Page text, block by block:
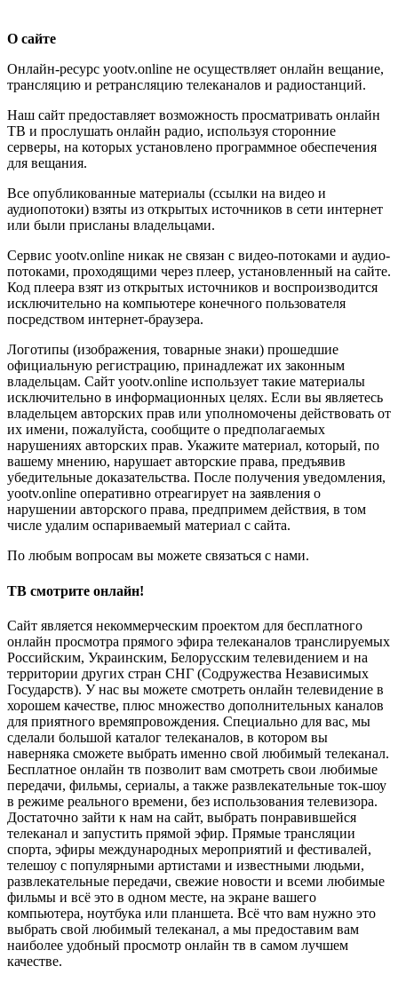
О сайте
Онлайн-ресурс yootv.online не осуществляет онлайн вещание,
трансляцию и ретрансляцию телеканалов и радиостанций.
Наш сайт предоставляет возможность просматривать онлайн
ТВ и прослушать онлайн радио, используя сторонние
серверы, на которых установлено программное обеспечения
для вещания.
Все опубликованные материалы (ссылки на видео и
аудиопотоки) взяты из открытых источников в сети интернет
или были присланы владельцами.
Сервис yootv.online никак не связан с видео-потоками и аудио-
потоками, проходящими через плеер, установленный на сайте.
Код плеера взят из открытых источников и воспроизводится
исключительно на компьютере конечного пользователя
посредством интернет-браузера.
Логотипы (изображения, товарные знаки) прошедшие
официальную регистрацию, принадлежат их законным
владельцам. Сайт yootv.online использует такие материалы
исключительно в информационных целях. Если вы являетесь
владельцем авторских прав или уполномочены действовать от
их имени, пожалуйста, сообщите о предполагаемых
нарушениях авторских прав. Укажите материал, который, по
вашему мнению, нарушает авторские права, предъявив
убедительные доказательства. После получения уведомления,
yootv.online оперативно отреагирует на заявления о
нарушении авторского права, предпримем действия, в том
числе удалим оспариваемый материал с сайта.
По любым вопросам вы можете связаться с нами.
ТВ смотрите онлайн!
Сайт является некоммерческим проектом для бесплатного
онлайн просмотра прямого эфира телеканалов транслируемых
Российским, Украинским, Белорусским телевидением и на
территории других стран СНГ (Содружества Независимых
Государств). У нас вы можете смотреть онлайн телевидение в
хорошем качестве, плюс множество дополнительных каналов
для приятного времяпровождения. Специально для вас, мы
сделали большой каталог телеканалов, в котором вы
наверняка сможете выбрать именно свой любимый телеканал.
Бесплатное онлайн тв позволит вам смотреть свои любимые
передачи, фильмы, сериалы, а также развлекательные ток-шоу
в режиме реального времени, без использования телевизора.
Достаточно зайти к нам на сайт, выбрать понравившейся
телеканал и запустить прямой эфир. Прямые трансляции
спорта, эфиры международных мероприятий и фестивалей,
телешоу с популярными артистами и известными людьми,
развлекательные передачи, свежие новости и всеми любимые
фильмы и всё это в одном месте, на экране вашего
компьютера, ноутбука или планшета. Всё что вам нужно это
выбрать свой любимый телеканал, а мы предоставим вам
наиболее удобный просмотр онлайн тв в самом лучшем
качестве.